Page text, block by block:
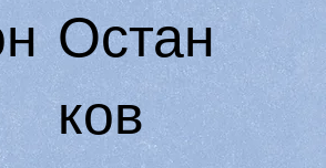
Остан
ков